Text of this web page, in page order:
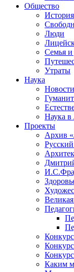
Общество
История
Люди
Семья и
Утраты
Наука
Наука в
Проекты
Архив
Конкурс
Каким